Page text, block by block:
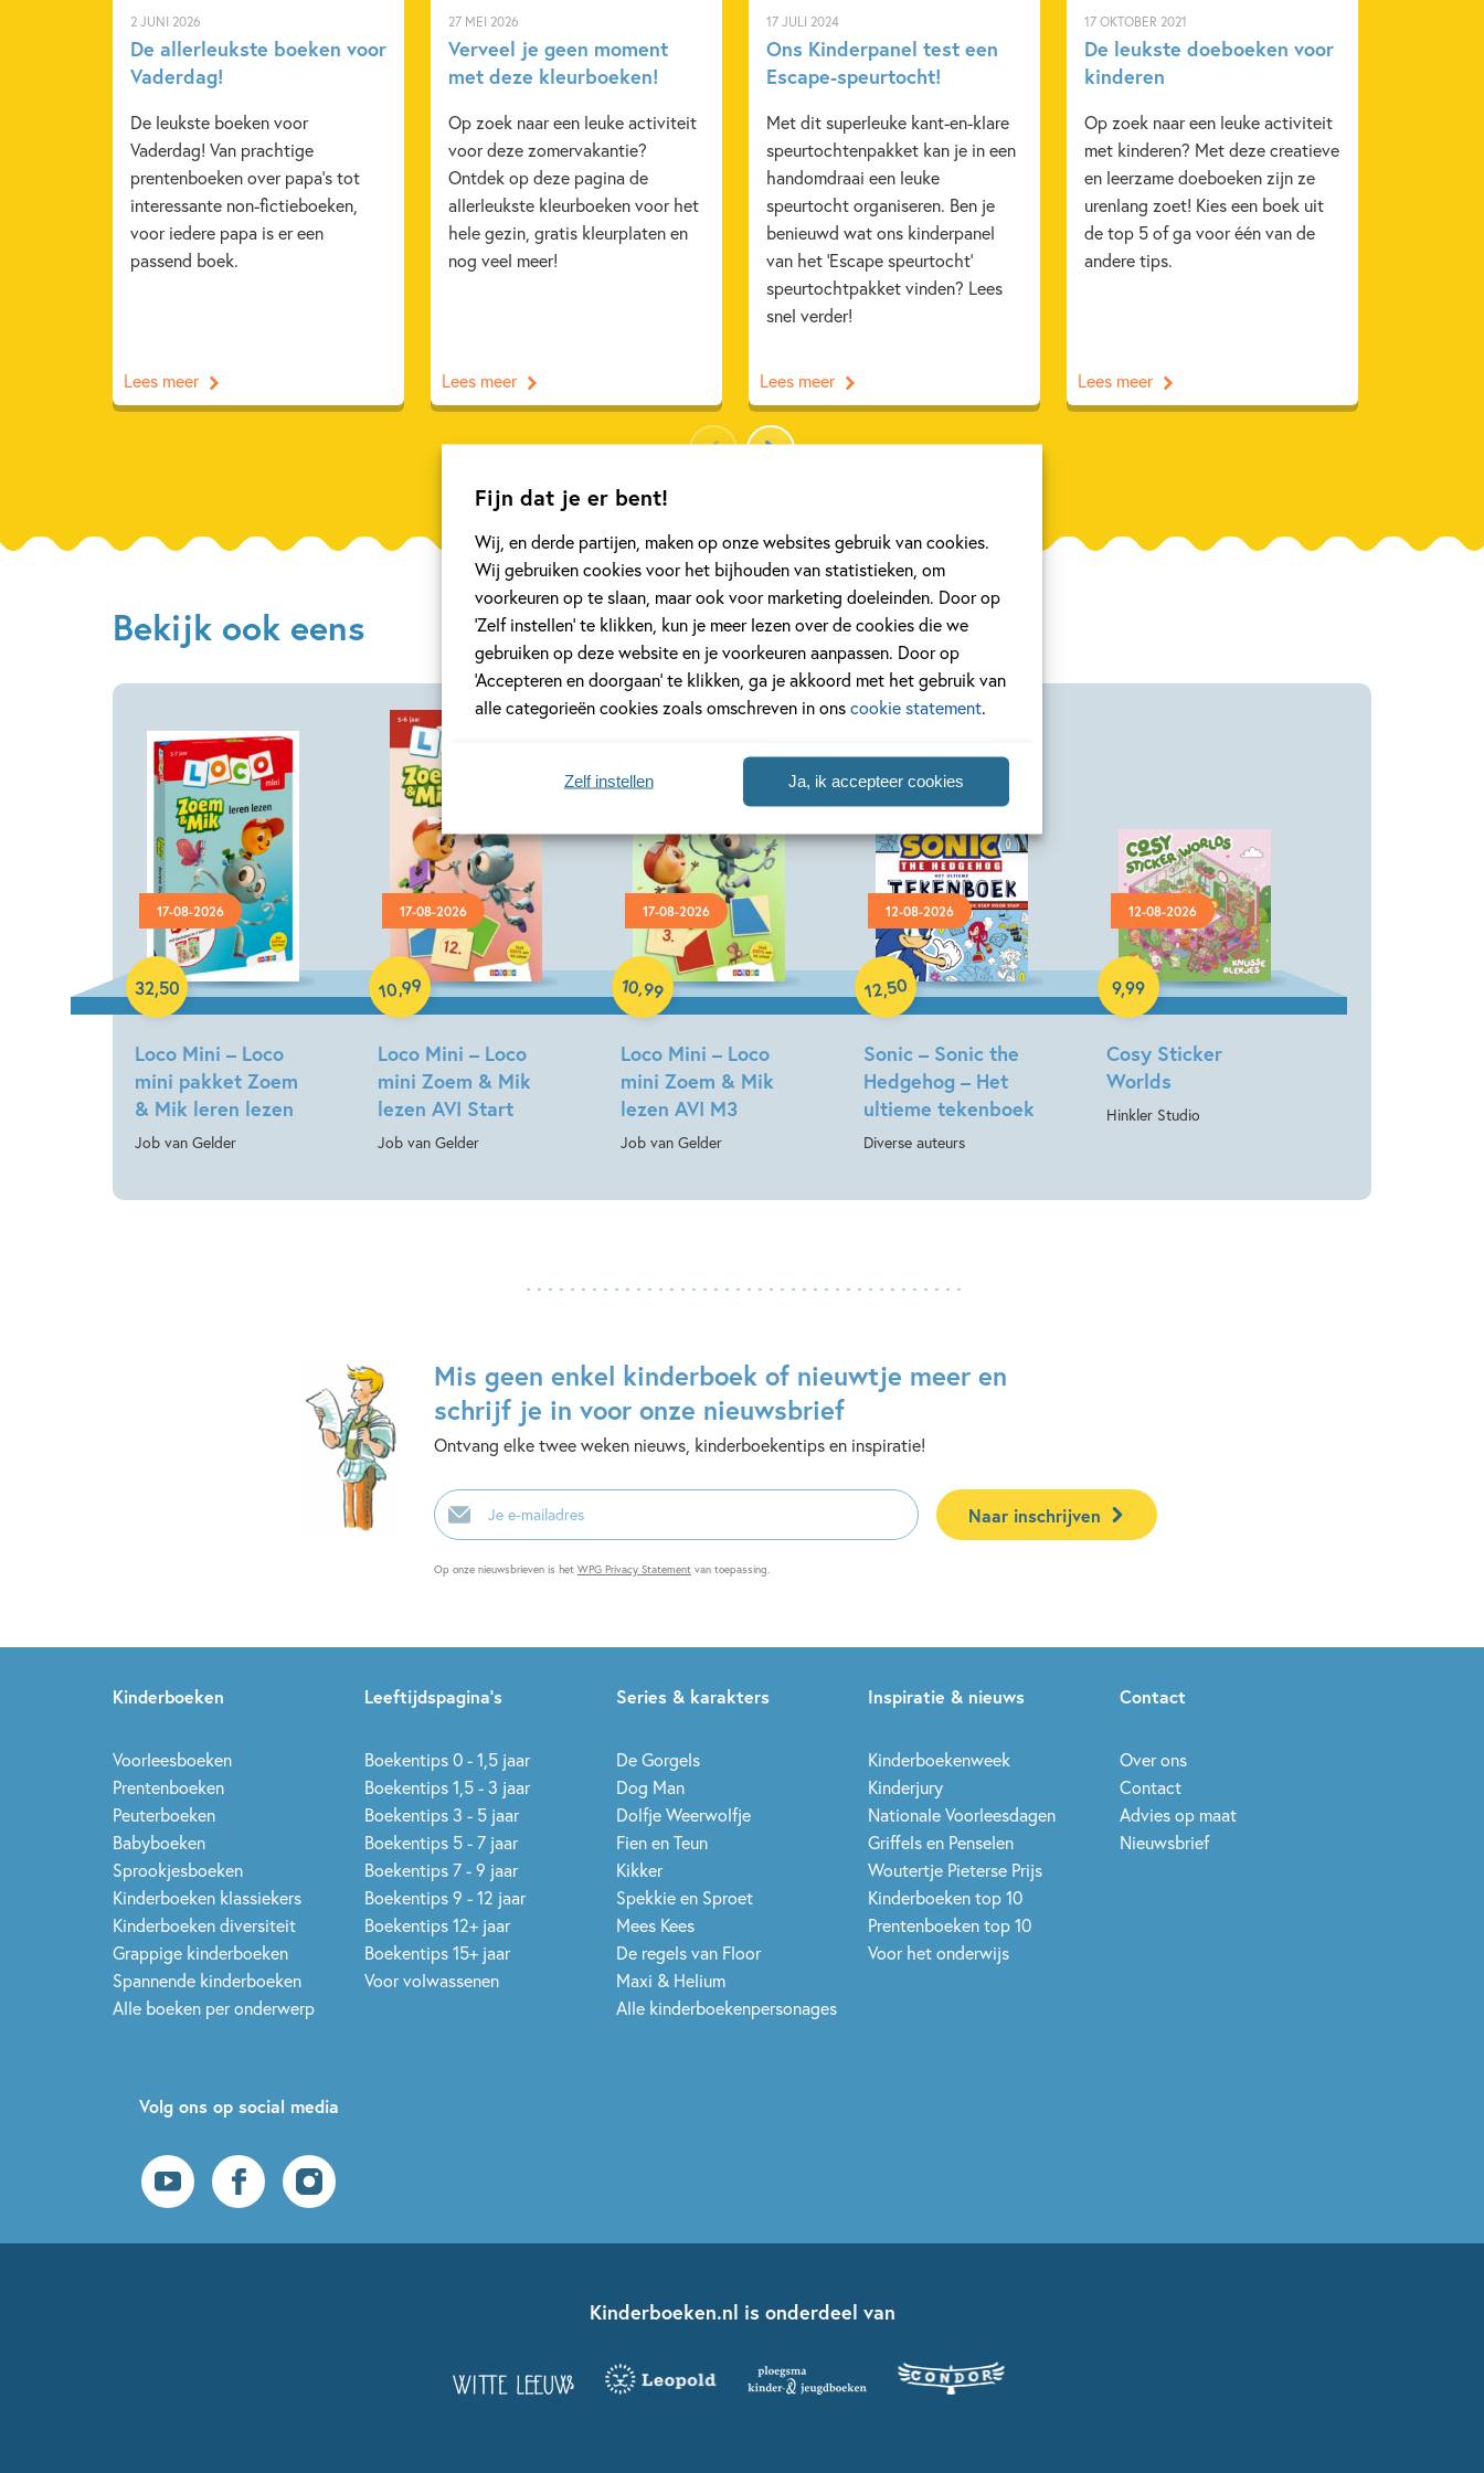
Fijn dat je er bent!
Wij, en derde partijen, maken op onze websites gebruik van cookies.
Wij gebruiken cookies voor het bijhouden van statistieken, om
voorkeuren op te slaan, maar ook voor marketing doeleinden. Door op
‘Zelf instellen’ te klikken, kun je meer lezen over de cookies die we
gebruiken op deze website en je voorkeuren aanpassen. Door op
‘Accepteren en doorgaan’ te klikken, ga je akkoord met het gebruik van
alle categorieën cookies zoals omschreven in onscookie statement
Ja, ik accepteer cookies
Zelf instellen
2 JUNI 2026
De allerleukste boeken voor
Vaderdag!
De leukste boeken voor
Vaderdag! Van prachtige
prentenboeken over papa's tot
interessante non-fictieboeken,
voor iedere papa is er een
passend boek.
Lees meer
27 MEI 2026
Verveel je geen moment
met deze kleurboeken!
Op zoek naar een leuke activiteit
voor deze zomervakantie?
Ontdek op deze pagina de
allerleukste kleurboeken voor het
hele gezin, gratis kleurplaten en
nog veel meer!
Lees meer
17 JULI 2024
Ons Kinderpanel test een
Escape-speurtocht!
Met dit superleuke kant-en-klare
speurtochtenpakket kan je in een
handomdraai een leuke
speurtocht organiseren. Ben je
benieuwd wat ons kinderpanel
van het 'Escape speurtocht'
speurtochtpakket vinden? Lees
snel verder!
Lees meer
17 OKTOBER 2021
De leukste doeboeken voor
kinderen
Op zoek naar een leuke activiteit
met kinderen? Met deze creatieve
en leerzame doeboeken zijn ze
urenlang zoet! Kies een boek uit
de top 5 of ga voor één van de
andere tips.
Lees meer
Bekijk ook eens
17-08-2026
Loco Mini – Loco
mini pakket Zoem
& Mik leren lezen
Job van Gelder
32,50
Paperback
17-08-2026
Loco Mini – Loco
mini Zoem & Mik
lezen AVI Start
Job van Gelder
10,99
Paperback
17-08-2026
Loco Mini – Loco
mini Zoem & Mik
lezen AVI M3
Job van Gelder
10,99
Paperback
12-08-2026
Sonic – Sonic the
Hedgehog – Het
ultieme tekenboek
Diverse auteurs
12,50
Paperback
12-08-2026
Cosy Sticker
Worlds
Hinkler Studio
9,99
Paperback
Mis geen enkel kinderboek of nieuwtje meer en
schrijf je in voor onze nieuwsbrief
Ontvang elke twee weken nieuws, kinderboekentips en inspiratie!
E-
mailadres
Naar inschrijven
Op onze nieuwsbrieven is het WPG Privacy Statement van toepassing.
Kinderboeken
Voorleesboeken
Prentenboeken
Peuterboeken
Babyboeken
Sprookjesboeken
Kinderboeken klassiekers
Kinderboeken diversiteit
Grappige kinderboeken
Spannende kinderboeken
Alle boeken per onderwerp
Leeftijdspagina’s
Boekentips 0 - 1,5 jaar
Boekentips 1,5 - 3 jaar
Boekentips 3 - 5 jaar
Boekentips 5 - 7 jaar
Boekentips 7 - 9 jaar
Boekentips 9 - 12 jaar
Boekentips 12+ jaar
Boekentips 15+ jaar
Voor volwassenen
Series & karakters
De Gorgels
Dog Man
Dolfje Weerwolfje
Fien en Teun
Kikker
Spekkie en Sproet
Mees Kees
De regels van Floor
Maxi & Helium
Alle kinderboekenpersonages
Inspiratie & nieuws
Kinderboekenweek
Kinderjury
Nationale Voorleesdagen
Griffels en Penselen
Woutertje Pieterse Prijs
Kinderboeken top 10
Prentenboeken top 10
Voor het onderwijs
Contact
Over ons
Contact
Advies op maat
Nieuwsbrief
Volg ons op social media
Kinderboeken.nl is onderdeel van